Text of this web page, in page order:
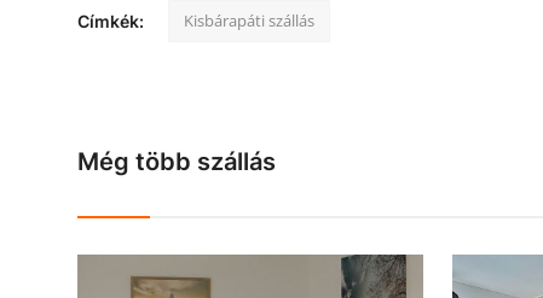
Címkék: Kisbárapáti szállás
Még több szállás